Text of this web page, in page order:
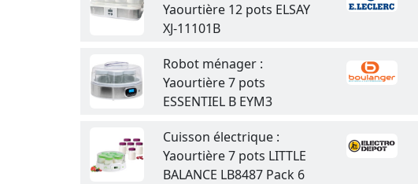
Yaourtière 12 pots ELSAY
XJ-11101B
Robot ménager :
Yaourtière 7 pots
ESSENTIEL B EYM3
Cuisson électrique :
Yaourtière 7 pots LITTLE
BALANCE LB8487 Pack 6